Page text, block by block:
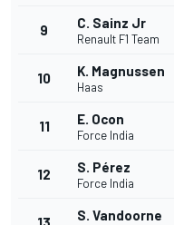
9 C. Sainz Jr
Renault F1 Team
10 K. Magnussen
Haas
11 E. Ocon
Force India
12 S. Pérez
Force India
S. Vandoorne